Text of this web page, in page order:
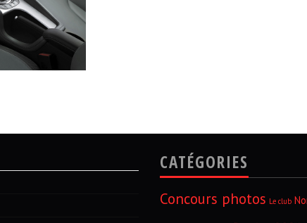
CATÉGORIES
Concours photos Le club